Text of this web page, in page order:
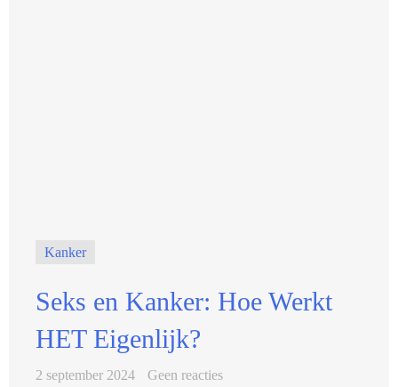
Kanker
Seks en Kanker: Hoe Werkt
HET Eigenlijk?
2 september 2024 Geen reacties